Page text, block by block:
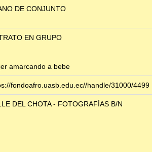
DE CONJUNTO
EN GRUPO
amarcando a bebe
fondoafro.uasb.edu.ec//handle/31000/4499
DEL CHOTA - FOTOGRAFÍAS B/N